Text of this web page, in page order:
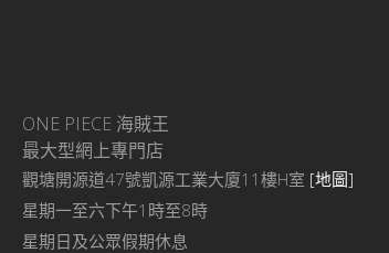
ONE PIECE 海賊王
最大型網上專門店
觀塘開源道47號凱源工業大廈11樓H室 [地圖]
星期一至六下午1時至8時
星期日及公眾假期休息